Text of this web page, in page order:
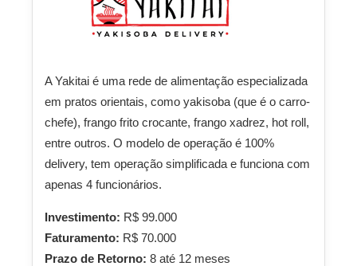
A Yakitai é uma rede de alimentação especializada
em pratos orientais, como yakisoba (que é o carro-
chefe), frango frito crocante, frango xadrez, hot roll,
entre outros. O modelo de operação é 100%
delivery, tem operação simplificada e funciona com
apenas 4 funcionários.
Investimento: R$ 99.000
Faturamento: R$ 70.000
Prazo de Retorno: 8 até 12 meses